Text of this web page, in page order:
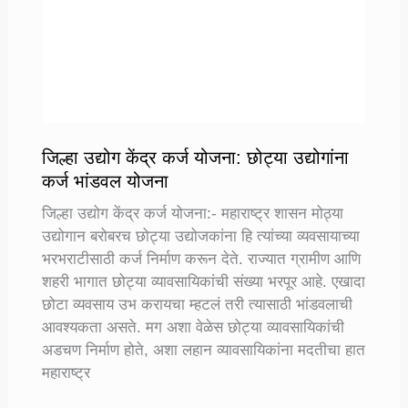
जिल्हा उद्योग केंद्र कर्ज योजना: छोट्या उद्योगांना
कर्ज भांडवल योजना
जिल्हा उद्योग केंद्र कर्ज योजना:- महाराष्ट्र शासन मोठ्या
उद्योगान बरोबरच छोट्या उद्योजकांना हि त्यांच्या व्यवसायाच्या
भरभराटीसाठी कर्ज निर्माण करून देते. राज्यात ग्रामीण आणि
शहरी भागात छोट्या व्यावसायिकांची संख्या भरपूर आहे. एखादा
छोटा व्यवसाय उभ करायचा म्हटलं तरी त्यासाठी भांडवलाची
आवश्यकता असते. मग अशा वेळेस छोट्या व्यावसायिकांची
अडचण निर्माण होते, अशा लहान व्यावसायिकांना मदतीचा हात
महाराष्ट्र